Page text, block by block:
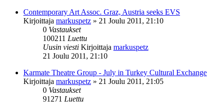
Contemporary Art Assoc. Graz, Austria seeks EVS
Kirjoittaja markuspetz » 21 Joulu 2011, 21:10
0 Vastaukset
100211 Luettu
Uusin viesti Kirjoittaja markuspetz
21 Joulu 2011, 21:10
Karmate Theatre Group - July in Turkey Cultural Exchange
Kirjoittaja markuspetz » 21 Joulu 2011, 21:05
0 Vastaukset
91271 Luettu